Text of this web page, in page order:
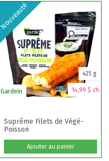
Nouveauté
Gardein 14,99 $ ch.
425 g
Suprême Filets de Végé-
Poisson
Ajouter au panier